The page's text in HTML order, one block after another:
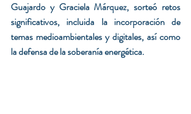
Guajardo y Graciela Márquez, sorteó retos
significativos, incluida la incorporación de
temas medioambientales y digitales, así como
la defensa de la soberanía energética.